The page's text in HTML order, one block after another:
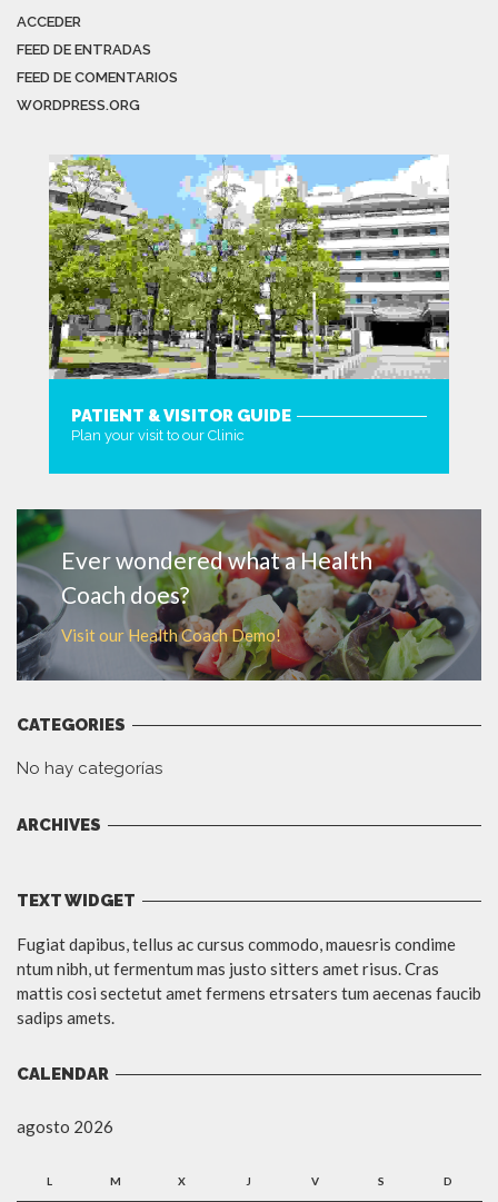
ACCEDER
FEED DE ENTRADAS
FEED DE COMENTARIOS
WORDPRESS.ORG
PATIENT & VISITOR GUIDE
Plan your visit to our Clinic
Ever wondered what a Health
Coach does?
Visit our Health Coach Demo!
CATEGORIES
No hay categorías
ARCHIVES
TEXT WIDGET
Fugiat dapibus, tellus ac cursus commodo, mauesris condime
ntum nibh, ut fermentum mas justo sitters amet risus. Cras
mattis cosi sectetut amet fermens etrsaters tum aecenas faucib
sadips amets.
CALENDAR
agosto 2026
L M X J V S D